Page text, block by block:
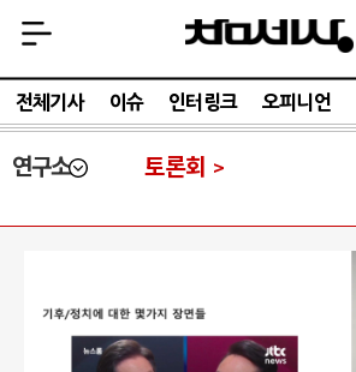
전체기사 이슈 인터링크 오피니언
연구소 토론회